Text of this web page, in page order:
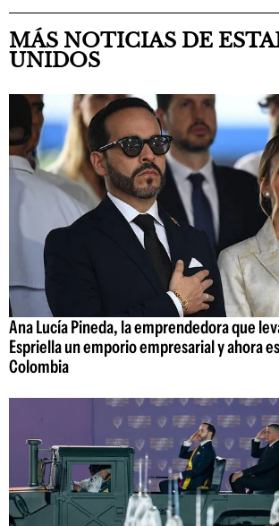
MÁS NOTICIAS DE
UNIDOS
Ana Lucía Pineda, la emprendedora que
Espriella un emporio empresarial y ahora
Colombia